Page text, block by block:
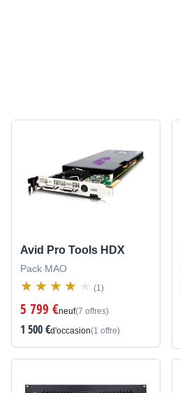
Avid Pro Tools HDX
Pack MAO
(1)
5 799 €neuf(7 offres)
1 500 €d'occasion(1 offre)